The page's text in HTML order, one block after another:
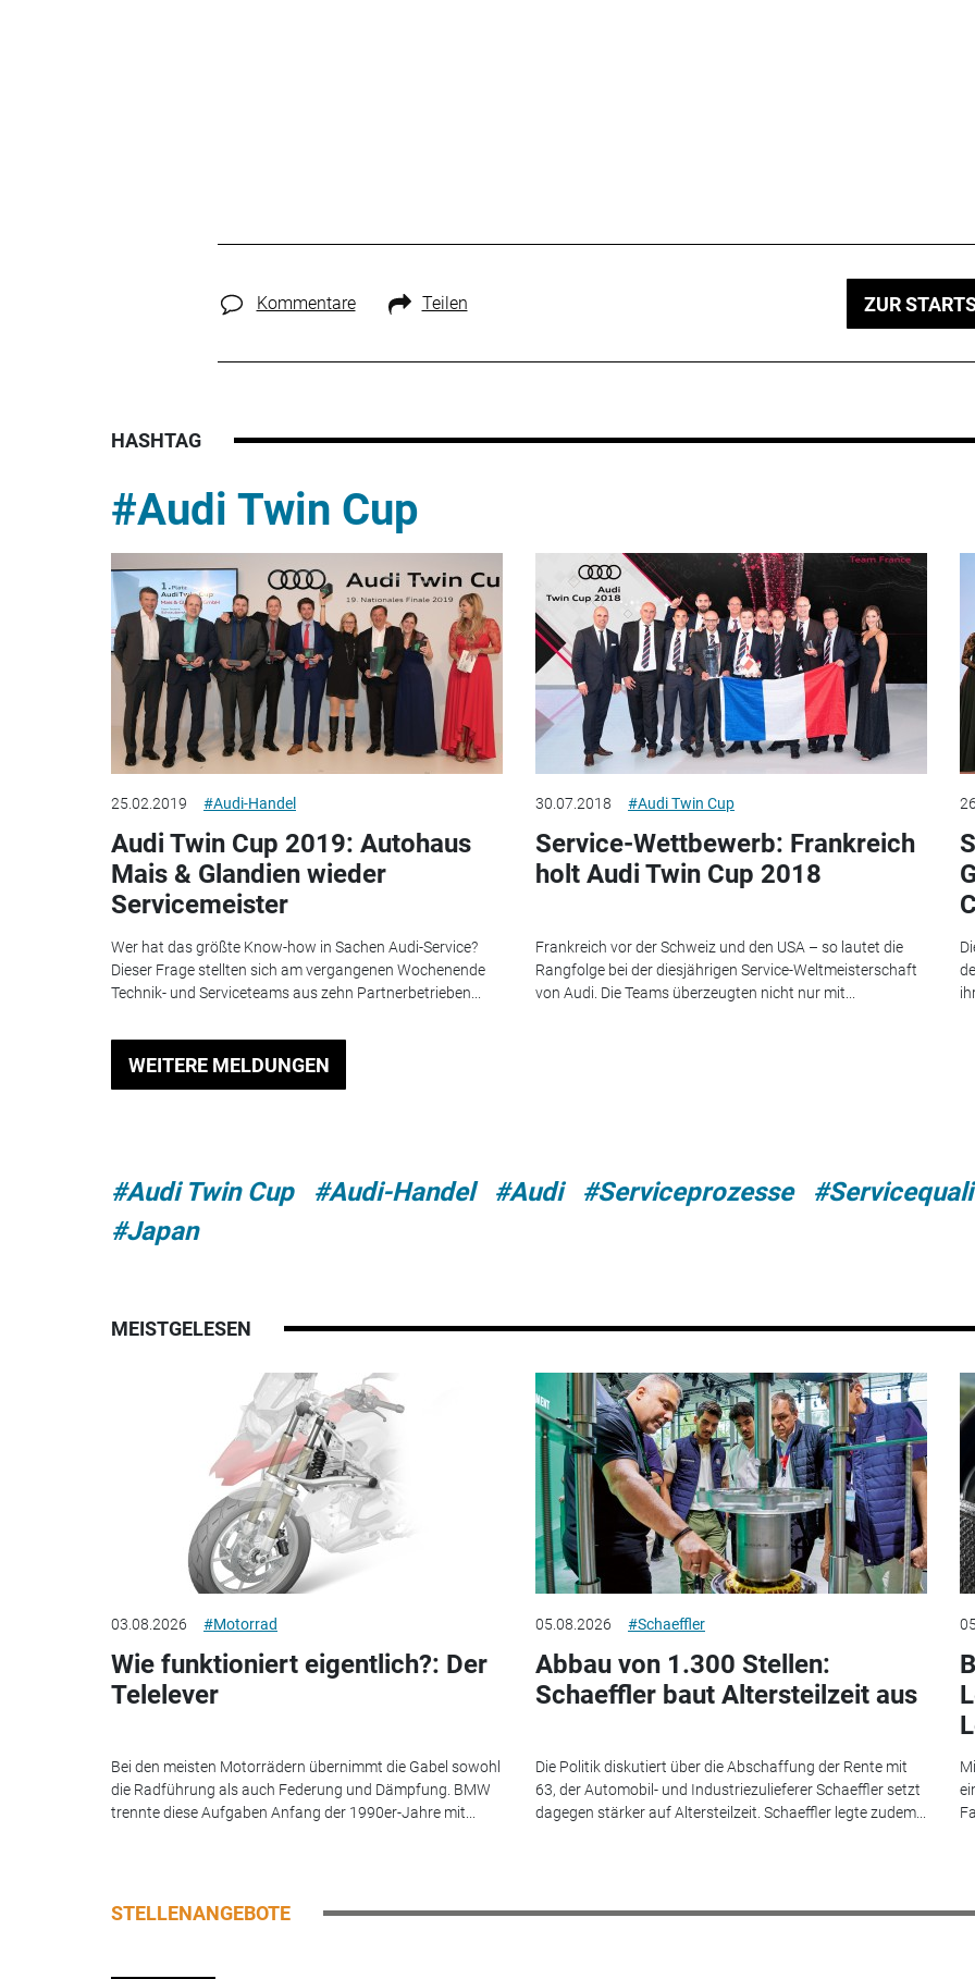
Kommentare Teilen ZUR
HASHTAG
#Audi Twin Cup
25.02.2019 #Audi-Handel
Audi Twin Cup 2019: Autohaus
Mais & Glandien wieder
Servicemeister
Wer hat das größte Know-how in Sachen Audi-Service?
Dieser Frage stellten sich am vergangenen Wochenende
Technik- und Serviceteams aus zehn Partnerbetrieben...
30.07.2018 #Audi Twin Cup
Service-Wettbewerb: Frankreich
holt Audi Twin Cup 2018
Frankreich vor der Schweiz und den USA – so lautet die
Rangfolge bei der diesjährigen Service-Weltmeisterschaft
von Audi. Die Teams überzeugten nicht nur mit...
WEITERE MELDUNGEN
#Audi Twin Cup #Audi-Handel #Audi #Serviceprozesse
#Japan
MEISTGELESEN
03.08.2026 #Motorrad
Wie funktioniert eigentlich?: Der
Telelever
Bei den meisten Motorrädern übernimmt die Gabel sowohl
die Radführung als auch Federung und Dämpfung. BMW
trennte diese Aufgaben Anfang der 1990er-Jahre mit...
05.08.2026 #Schaeffler
Abbau von 1.300 Stellen:
Schaeffler baut Altersteilzeit aus
Die Politik diskutiert über die Abschaffung der Rente mit
63, der Automobil- und Industriezulieferer Schaeffler setzt
dagegen stärker auf Altersteilzeit. Schaeffler legte zudem...
STELLENANGEBOTE